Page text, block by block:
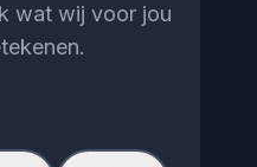
wat wij voor jou